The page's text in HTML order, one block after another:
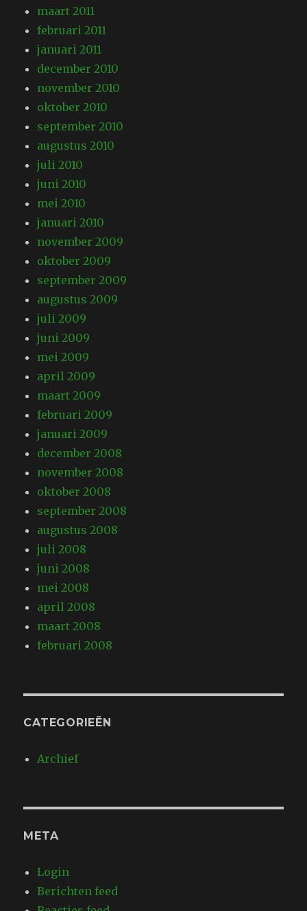
maart 2011
februari 2011
januari 2011
december 2010
november 2010
oktober 2010
september 2010
augustus 2010
juli 2010
juni 2010
mei 2010
januari 2010
november 2009
oktober 2009
september 2009
augustus 2009
juli 2009
juni 2009
mei 2009
april 2009
maart 2009
februari 2009
januari 2009
december 2008
november 2008
oktober 2008
september 2008
augustus 2008
juli 2008
juni 2008
mei 2008
april 2008
maart 2008
februari 2008
CATEGORIEËN
Archief
META
Login
Berichten feed